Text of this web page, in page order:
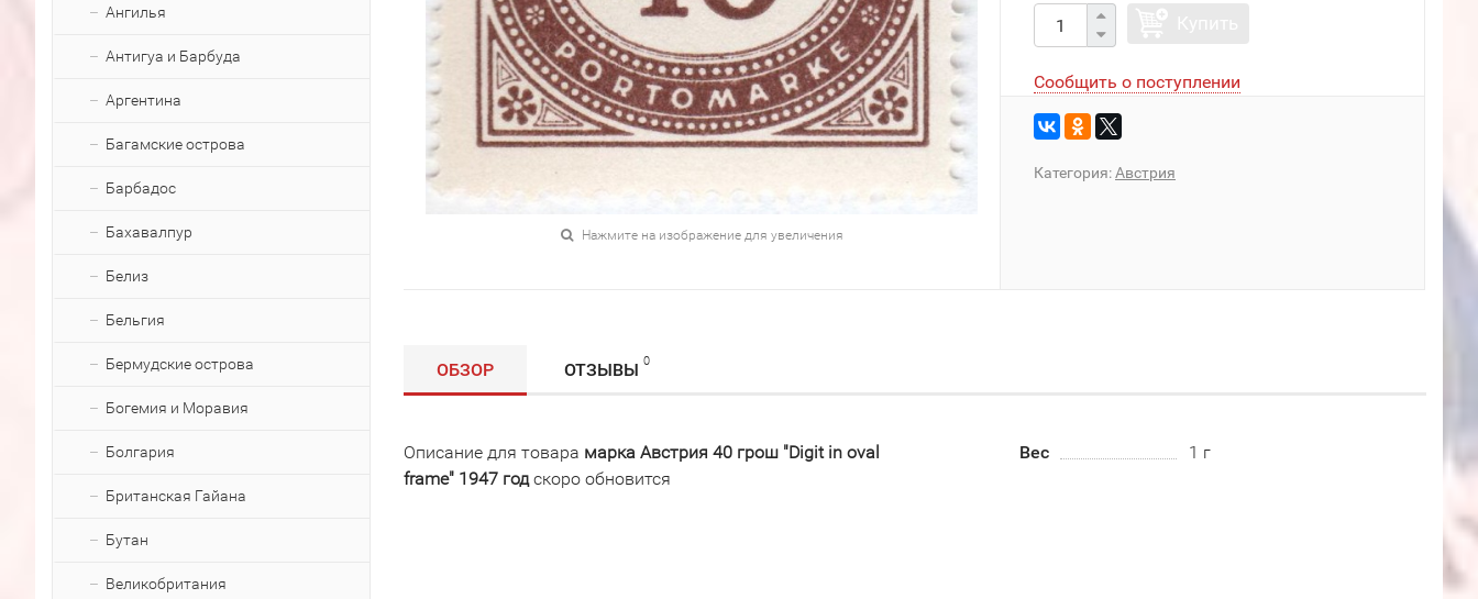
Ангилья
Антигуа и Барбуда
Аргентина
Багамские острова
Барбадос
Бахавалпур
Белиз
Бельгия
Бермудские острова
Богемия и Моравия
Болгария
Британская Гайана
Бутан
Великобритания
Нажмите на изображение для увеличения
Сообщить о поступлении
Категория:Австрия
ОБЗОР ОТЗЫВЫ 0
Описание для товара марка Австрия 40 грош "Digit in oval
frame" 1947 годскоро обновится
Вес 1 г